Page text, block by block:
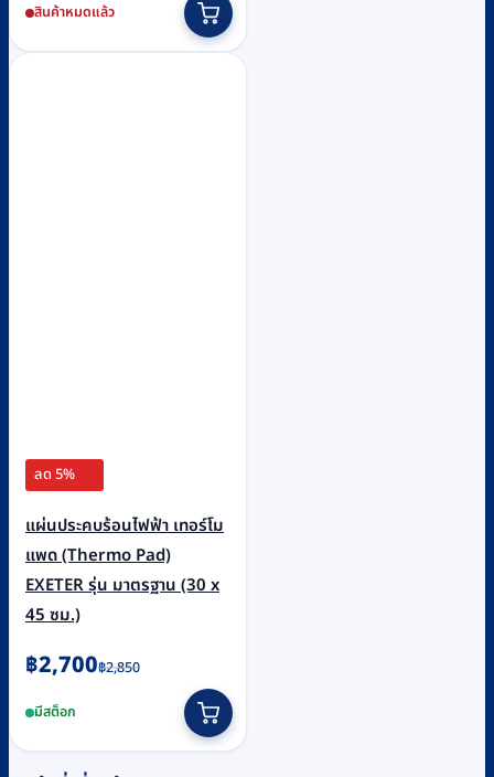
สินค้าหมดแล้ว
ลด 5%
แผ่นประคบร้อนไฟฟ้า เทอร์โม
แพด (Thermo Pad)
EXETER รุ่น มาตรฐาน (30 x
45 ซม.)
฿2,850
Original
was:
฿2,850.
฿2,700
Current
is:
฿2,700.
มีสต็อก